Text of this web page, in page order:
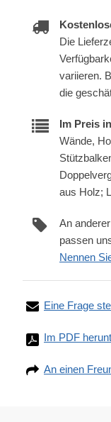
Die
variieren.
die
Im Preis
Wände,
aus Holz;
An
passen
Nennen
Eine Frage
Im PDF
An einen